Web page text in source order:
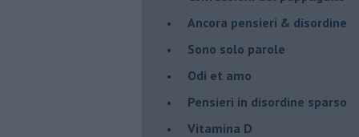
Ancora pensieri & disordine
Sono solo parole
Odi et amo
Pensieri in disordine sparso
Vitamina D